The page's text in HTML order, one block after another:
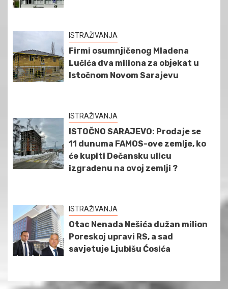
ISTRAŽIVANJA
Firmi osumnjičenog Mladena
Lučića dva miliona za objekat u
Istočnom Novom Sarajevu
ISTRAŽIVANJA
ISTOČNO SARAJEVO: Prodaje se
11 dunuma FAMOS-ove zemlje, ko
će kupiti Dečansku ulicu
izgrađenu na ovoj zemlji ?
ISTRAŽIVANJA
Otac Nenada Nešića dužan milion
Poreskoj upravi RS, a sad
savjetuje Ljubišu Ćosića